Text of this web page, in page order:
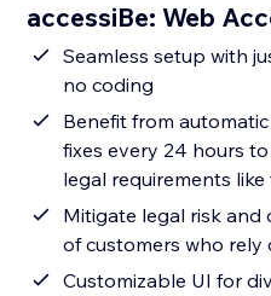
accessiBe: Web
Seamless setup with
no coding
Benefit from
fixes every 24 hours
legal requirements
Mitigate legal risk and
of customers who rely
Customizable UI for